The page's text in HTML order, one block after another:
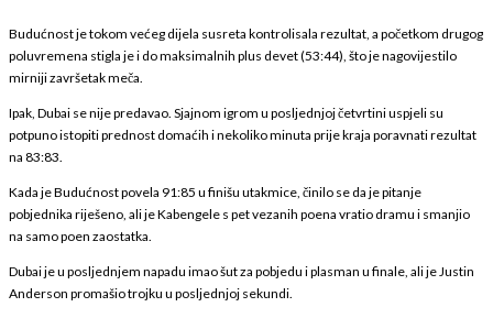
Budućnost je tokom većeg dijela susreta kontrolisala rezultat, a početkom drugog
poluvremena stigla je i do maksimalnih plus devet (53:44), što je nagovijestilo
mirniji završetak meča.
Ipak, Dubai se nije predavao. Sjajnom igrom u posljednjoj četvrtini uspjeli su
potpuno istopiti prednost domaćih i nekoliko minuta prije kraja poravnati rezultat
na 83:83.
Kada je Budućnost povela 91:85 u finišu utakmice, činilo se da je pitanje
pobjednika riješeno, ali je Kabengele s pet vezanih poena vratio dramu i smanjio
na samo poen zaostatka.
Dubai je u posljednjem napadu imao šut za pobjedu i plasman u finale, ali je Justin
Anderson promašio trojku u posljednjoj sekundi.